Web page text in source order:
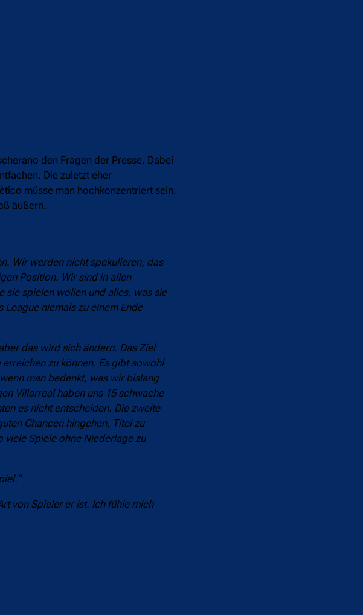
den Fragen der Presse. Dabei
Die zuletzt eher
müsse man hochkonzentriert sein.
äußern.
Wir werden nicht spekulieren; das
Position. Wir sind in allen
sie spielen wollen und alles, was sie
niemals zu einem Ende
das wird sich ändern. Das Ziel
zu können. Es gibt sowohl
man bedenkt, was wir bislang
Villarreal haben uns 15 schwache
es nicht entscheiden. Die zweite
Chancen hingehen, Titel zu
Spiele ohne Niederlage zu
von Spieler er ist. Ich fühle mich